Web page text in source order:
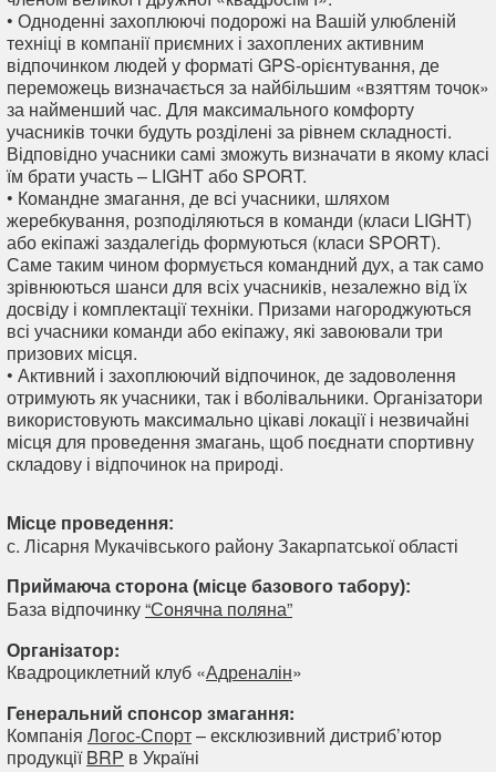
• Одноденні захоплюючі подорожі на Вашій улюбленій
техніці в компанії приємних і захоплених активним
відпочинком людей у ​​форматі GPS-орієнтування, де
переможець визначається за найбільшим «взяттям точок»
за найменший час. Для максимального комфорту
учасників точки будуть розділені за рівнем складності.
Відповідно учасники самі зможуть визначати в якому класі
їм брати участь – LIGHT або SPORT.
• Командне змагання, де всі учасники, шляхом
жеребкування, розподіляються в команди (класи LIGHT)
або екіпажі заздалегідь формуються (класи SPORT).
Саме таким чином формується командний дух, а так само
зрівнюються шанси для всіх учасників, незалежно від їх
досвіду і комплектації техніки. Призами нагороджуються
всі учасники команди або екіпажу, які завоювали три
призових місця.
• Активний і захоплюючий відпочинок, де задоволення
отримують як учасники, так і вболівальники. Організатори
використовують максимально цікаві локації і незвичайні
місця для проведення змагань, щоб поєднати спортивну
складову і відпочинок на природі.
Місце проведення:
с. Лісарня Мукачівського району Закарпатської області
Приймаюча сторона (місце базового табору):
База відпочинку“Сонячна поляна”
Організатор:
Квадроциклетний клуб «Адреналін»
Генеральний спонсор змагання:
Компанія Логос-Спорт– ексклюзивний дистриб’ютор
продукціїBRP в Україні